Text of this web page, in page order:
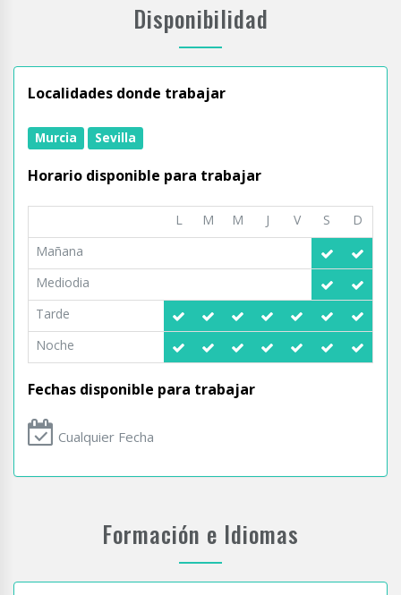
Disponibilidad
Localidades donde trabajar
Murcia Sevilla
Horario disponible para trabajar
L M M J V S
D
Mañana
Mediodia
Tarde
Noche
Fechas disponible para trabajar
Cualquier Fecha
Formación e Idiomas